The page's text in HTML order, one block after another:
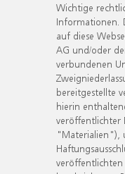
Wichtige
Informationen.
auf diese
AG und/oder
verbundenen
bereitgestellte
hierin
veröffentlichter
"Materialien"),
veröffentlichten